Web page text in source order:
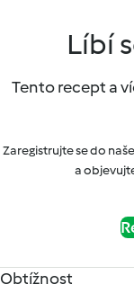
Líbí
Tento recept a
Zaregistrujte se do
a
Obtížnost